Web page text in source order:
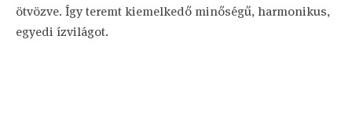
ötvözve. Így teremt kiemelkedő minőségű, harmonikus,
egyedi ízvilágot.